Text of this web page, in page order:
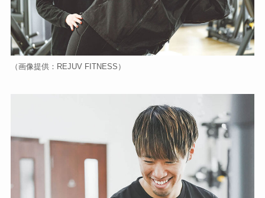
（画像提供：REJUV FITNESS）